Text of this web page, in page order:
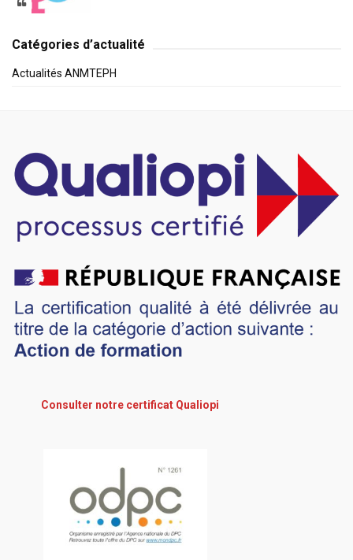
Catégories d’actualité
Actualités ANMTEPH
Consulter notre certificat Qualiopi